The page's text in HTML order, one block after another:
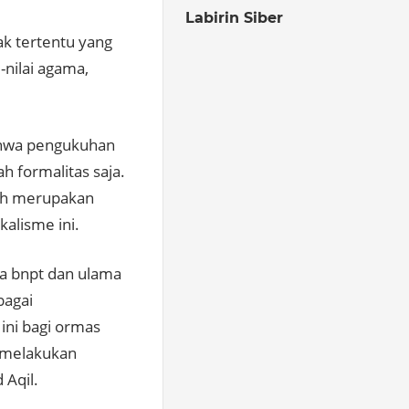
tertentu yang
agama,
pengukuhan
formalitas saja.
merupakan
ini.
bnpt dan ulama
bagi ormas
Aqil.
Labirin Siber